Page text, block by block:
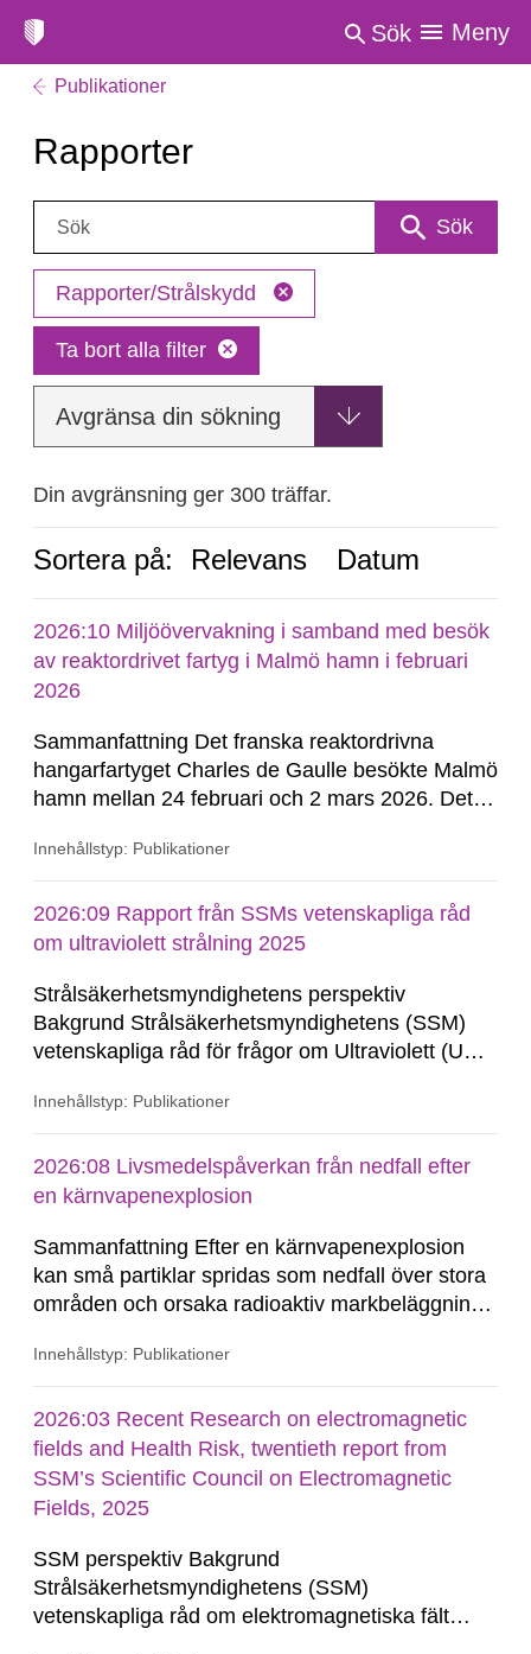
Sök Meny
Publikationer
Rapporter
Sök: Sök
Rapporter/Strålskydd
Ta bort alla filter
Avgränsa din sökning
Din avgränsning ger 300 träffar.
Sortera på: Relevans Datum
2026:10 Miljöövervakning i samband med besök
av reaktordrivet fartyg i Malmö hamn i februari
2026
Sammanfattning Det franska reaktordrivna
hangarfartyget Charles de Gaulle besökte Malmö
hamn mellan 24 februari och 2 mars 2026. Det
besökte en svensk hamn på många decennier.
mätberedskapen tillfälligt genom att
Strålsäkerhetsmyndigheten...
Innehållstyp: Publikationer
2026:09 Rapport från SSMs vetenskapliga råd
om ultraviolett strålning 2025
Strålsäkerhetsmyndighetens perspektiv
Bakgrund Strålsäkerhetsmyndighetens (SSM)
vetenskapliga råd för frågor om Ultraviolett (UV)
kunskapsläget vad gäller oönskade effekter av
myndigheten får underlag som sammanfattar ny
kunskap om hälsorisker...
Innehållstyp: Publikationer
2026:08 Livsmedelspåverkan från nedfall efter
en kärnvapenexplosion
Sammanfattning Efter en kärnvapenexplosion
kan små partiklar spridas som nedfall över stora
områden och orsaka radioaktiv markbeläggning.
sätt. En sådan exponeringsväg är intag av
eller genom jordbruksproduktion i områden med
markbeläggning.
Innehållstyp: Publikationer
2026:03 Recent Research on electromagnetic
fields and Health Risk, twentieth report from
SSM’s Scientific Council on Electromagnetic
Fields, 2025
SSM perspektiv Bakgrund
Strålsäkerhetsmyndighetens (SSM)
vetenskapliga råd om elektromagnetiska fält